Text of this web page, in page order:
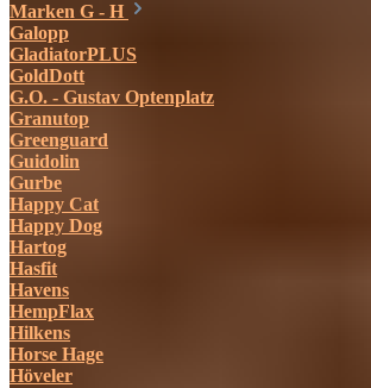
Marken G - H
Galopp
GladiatorPLUS
GoldDott
G.O. - Gustav Optenplatz
Granutop
Greenguard
Guidolin
Gurbe
Happy Cat
Happy Dog
Hartog
Hasfit
Havens
HempFlax
Hilkens
Horse Hage
Höveler